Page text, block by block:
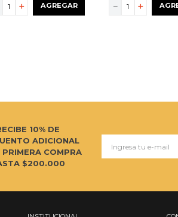
＋ AGREGAR ＋
－
10% DE
ADICIONAL
PRIMERA COMPRA
$200.000